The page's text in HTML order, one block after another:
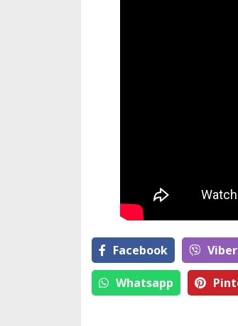
Facebook Viber
Whatsapp